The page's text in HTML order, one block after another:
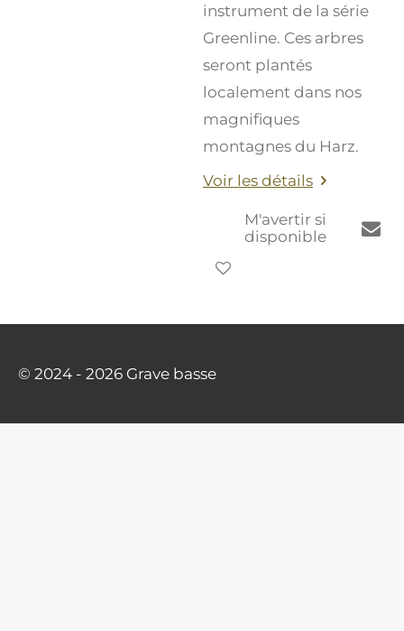
instrument de la série
Greenline. Ces arbres
seront plantés
localement dans nos
magnifiques
montagnes du Harz.
Voir les détails
M'avertir si
disponible
© 2024 - 2026 Grave basse